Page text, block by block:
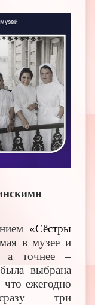
«Сёстры
в музее и
а точнее –
выбрана
ежегодно
три